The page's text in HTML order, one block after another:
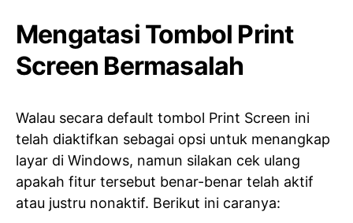
Mengatasi Tombol Print
Screen Bermasalah
Walau secara default tombol Print Screen ini
telah diaktifkan sebagai opsi untuk menangkap
layar di Windows, namun silakan cek ulang
apakah fitur tersebut benar-benar telah aktif
atau justru nonaktif. Berikut ini caranya: